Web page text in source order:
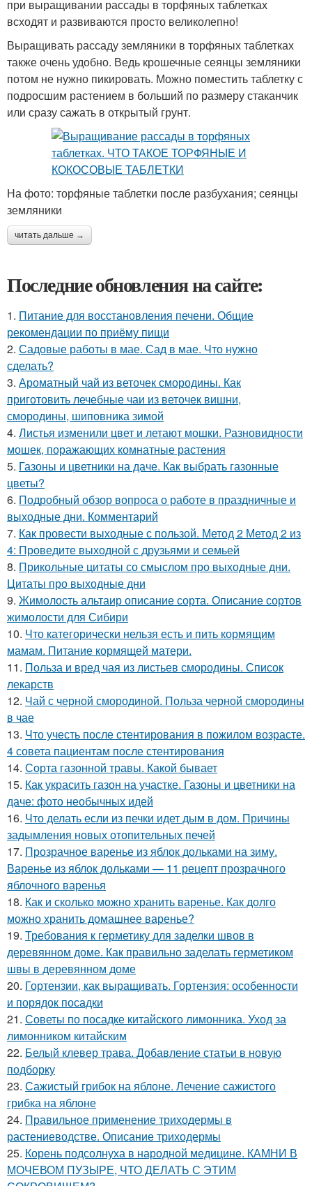
при выращивании рассады в торфяных таблетках
всходят и развиваются просто великолепно!
Выращивать рассаду земляники в торфяных таблетках
также очень удобно. Ведь крошечные сеянцы земляники
потом не нужно пикировать. Можно поместить таблетку с
подросшим растением в больший по размеру стаканчик
или сразу сажать в открытый грунт.
На фото: торфяные таблетки после разбухания; сеянцы
земляники
читать дальше →
Последние обновления на сайте:
1. Питание для восстановления печени. Общие
рекомендации по приёму пищи
2. Садовые работы в мае. Сад в мае. Что нужно
сделать?
3. Ароматный чай из веточек смородины. Как
приготовить лечебные чаи из веточек вишни,
смородины, шиповника зимой
4. Листья изменили цвет и летают мошки. Разновидности
мошек, поражающих комнатные растения
5. Газоны и цветники на даче. Как выбрать газонные
цветы?
6. Подробный обзор вопроса о работе в праздничные и
выходные дни. Комментарий
7. Как провести выходные с пользой. Метод 2 Метод 2 из
4: Проведите выходной с друзьями и семьей
8. Прикольные цитаты со смыслом про выходные дни.
Цитаты про выходные дни
9. Жимолость альтаир описание сорта. Описание сортов
жимолости для Сибири
10. Что категорически нельзя есть и пить кормящим
мамам. Питание кормящей матери.
11. Польза и вред чая из листьев смородины. Список
лекарств
12. Чай с черной смородиной. Польза черной смородины
в чае
13. Что учесть после стентирования в пожилом возрасте.
4 совета пациентам после стентирования
14. Сорта газонной травы. Какой бывает
15. Как украсить газон на участке. Газоны и цветники на
даче: фото необычных идей
16. Что делать если из печки идет дым в дом. Причины
задымления новых отопительных печей
17. Прозрачное варенье из яблок дольками на зиму.
Варенье из яблок дольками — 11 рецепт прозрачного
яблочного варенья
18. Как и сколько можно хранить варенье. Как долго
можно хранить домашнее варенье?
19. Требования к герметику для заделки швов в
деревянном доме. Как правильно заделать герметиком
швы в деревянном доме
20. Гортензии, как выращивать. Гортензия: особенности
и порядок посадки
21. Советы по посадке китайского лимонника. Уход за
лимонником китайским
22. Белый клевер трава. Добавление статьи в новую
подборку
23. Сажистый грибок на яблоне. Лечение сажистого
грибка на яблоне
24. Правильное применение триходермы в
растениеводстве. Описание триходермы
25. Корень подсолнуха в народной медицине. КАМНИ В
МОЧЕВОМ ПУЗЫРЕ, ЧТО ДЕЛАТЬ С ЭТИМ